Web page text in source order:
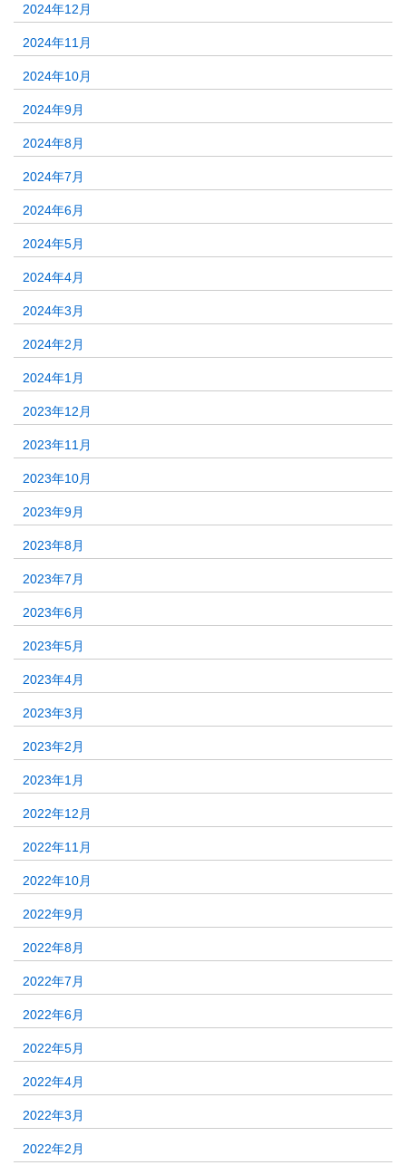
2024年12月
2024年11月
2024年10月
2024年9月
2024年8月
2024年7月
2024年6月
2024年5月
2024年4月
2024年3月
2024年2月
2024年1月
2023年12月
2023年11月
2023年10月
2023年9月
2023年8月
2023年7月
2023年6月
2023年5月
2023年4月
2023年3月
2023年2月
2023年1月
2022年12月
2022年11月
2022年10月
2022年9月
2022年8月
2022年7月
2022年6月
2022年5月
2022年4月
2022年3月
2022年2月